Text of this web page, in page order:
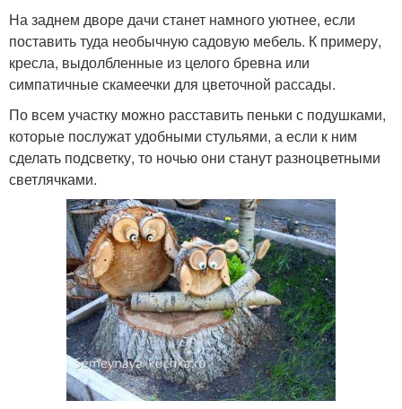
На заднем дворе дачи станет намного уютнее, если
поставить туда необычную садовую мебель. К примеру,
кресла, выдолбленные из целого бревна или
симпатичные скамеечки для цветочной рассады.
По всем участку можно расставить пеньки с подушками,
которые послужат удобными стульями, а если к ним
сделать подсветку, то ночью они станут разноцветными
светлячками.